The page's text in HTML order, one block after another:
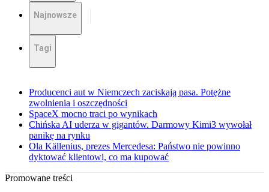
Najnowsze
Tagi
Producenci aut w Niemczech zaciskają pasa. Potężne
zwolnienia i oszczędności
SpaceX mocno traci po wynikach
Chińska AI uderza w gigantów. Darmowy Kimi3 wywołał
panikę na rynku
Ola Källenius, prezes Mercedesa: Państwo nie powinno
dyktować klientowi, co ma kupować
Promowane treści